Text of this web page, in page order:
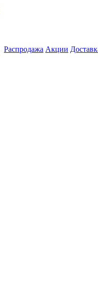
Распродажа Акции